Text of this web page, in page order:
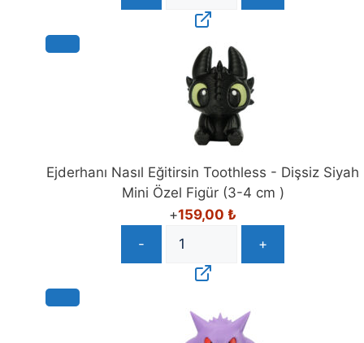
Ejderhanı Nasıl Eğitirsin Toothless - Dişsiz Siyah
Mini Özel Figür (3-4 cm )
+159,00 ₺
-
+